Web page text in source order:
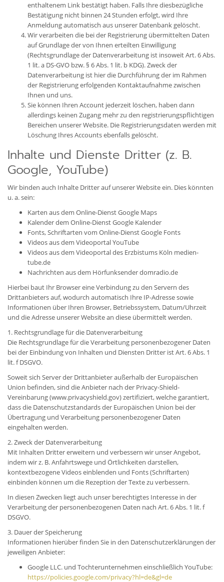
enthaltenem Link bestätigt haben. Falls Ihre diesbezügliche
Bestätigung nicht binnen 24 Stunden erfolgt, wird Ihre
Anmeldung automatisch aus unserer Datenbank gelöscht.
Wir verarbeiten die bei der Registrierung übermittelten Daten
auf Grundlage der von Ihnen erteilten Einwilligung
(Rechtsgrundlage der Datenverarbeitung ist insoweit Art. 6 Abs.
1 lit. a DS-GVO bzw. § 6 Abs. 1 lit. b KDG). Zweck der
Datenverarbeitung ist hier die Durchführung der im Rahmen
der Registrierung erfolgenden Kontaktaufnahme zwischen
Ihnen und uns.
Sie können Ihren Account jederzeit löschen, haben dann
allerdings keinen Zugang mehr zu den registrierungspflichtigen
Bereichen unserer Website. Die Registrierungsdaten werden mit
Löschung Ihres Accounts ebenfalls gelöscht.
Inhalte und Dienste Dritter (z. B.
Google, YouTube)
Wir binden auch Inhalte Dritter auf unserer Website ein. Dies könnten
u. a. sein:
Karten aus dem Online-Dienst Google Maps
Kalender dem Online-Dienst Google Kalender
Fonts, Schriftarten vom Online-Dienst Google Fonts
Videos aus dem Videoportal YouTube
Videos aus dem Videoportal des Erzbistums Köln medien-
tube.de
Nachrichten aus dem Hörfunksender domradio.de
Hierbei baut Ihr Browser eine Verbindung zu den Servern des
Drittanbieters auf, wodurch automatisch Ihre IP-Adresse sowie
Informationen über Ihren Browser, Betriebssystem, Datum/Uhrzeit
und die Adresse unserer Website an diese übermittelt werden.
1. Rechtsgrundlage für die Datenverarbeitung
Die Rechtsgrundlage für die Verarbeitung personenbezogener Daten
bei der Einbindung von Inhalten und Diensten Dritter ist Art. 6 Abs. 1
lit. f DSGVO.
Soweit sich Server der Drittanbieter außerhalb der Europäischen
Union befinden, sind die Anbieter nach der Privacy-Shield-
Vereinbarung (www.privacyshield.gov) zertifiziert, welche garantiert,
dass die Datenschutzstandards der Europäischen Union bei der
Übertragung und Verarbeitung personenbezogener Daten
eingehalten werden.
2. Zweck der Datenverarbeitung
Mit Inhalten Dritter erweitern und verbessern wir unser Angebot,
indem wir z. B. Anfahrtswege und Örtlichkeiten darstellen,
kontextbezogene Videos einblenden und Fonts (Schriftarten)
einbinden können um die Rezeption der Texte zu verbessern.
In diesen Zwecken liegt auch unser berechtigtes Interesse in der
Verarbeitung der personenbezogenen Daten nach Art. 6 Abs. 1 lit. f
DSGVO.
3. Dauer der Speicherung
Informationen hierüber finden Sie in den Datenschutzerklärungen der
jeweiligen Anbieter:
Google LLC. und Tochterunternehmen einschließlich YouTube:
https://policies.google.com/privacy?hl=de&gl=de